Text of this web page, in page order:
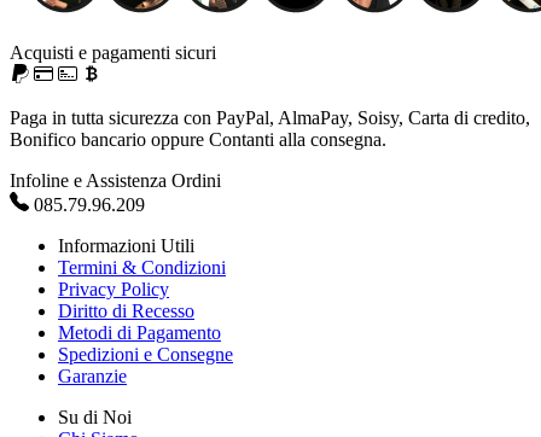
Acquisti e pagamenti sicuri
Paga in tutta sicurezza con PayPal, AlmaPay, Soisy, Carta di credito,
Bonifico bancario oppure Contanti alla consegna.
Infoline e Assistenza Ordini
085.79.96.209
Informazioni Utili
Termini & Condizioni
Privacy Policy
Diritto di Recesso
Metodi di Pagamento
Spedizioni e Consegne
Garanzie
Su di Noi